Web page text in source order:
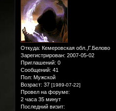
Откуда: Кемеровская обл.,Г.Белово
Зарегистрирован: 2007-05-02
Приглашений: 0
Сообщений: 41
Пол: Мужской
Возраст: 37 [1989-07-22]
Провел на форуме:
2 часа 35 минут
Последний визит: